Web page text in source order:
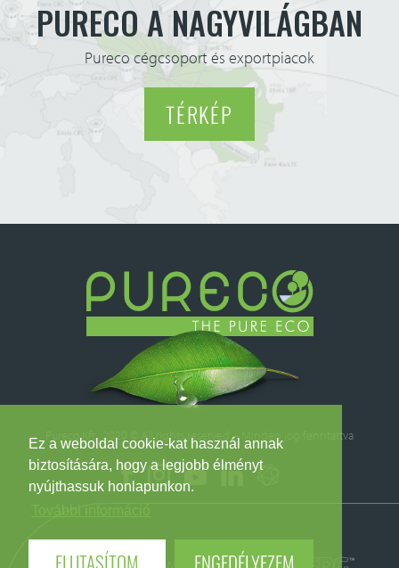
Ez a weboldal cookie-kat használ annak
biztosítására, hogy a legjobb élményt
nyújthassuk honlapunkon.
ELUTASÍTOM ENGEDÉLYEZEM
PURECO A NAGYVILÁGBAN
Pureco cégcsoport és exportpiacok
TÉRKÉP
Pureco Kft. 2020 © All rights reserved – Minden jog fenntartva
Webdesign Web development